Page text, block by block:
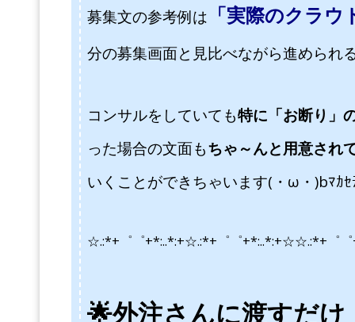
募集文の参考例は 「実際のクラ
分の募集画面と見比べながら進められ
コンサルをしていても特に「お断り」
った場合の文面もちゃ～んと用意され
いくことができちゃいます(・ω・)bﾏｶｾ
☆.:*+゜゜+*:..*:+☆.:*+゜゜+*:..*:+☆☆.:*+゜
🌟外注さんに渡すだ